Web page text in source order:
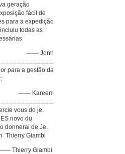
geração
fácil de
para a expedição
todas as
—— Jonh
para a gestão da
—— Kareem
vous do je.
novo du
donnerai de Je.
Thierry Giambi
Thierry Giambi